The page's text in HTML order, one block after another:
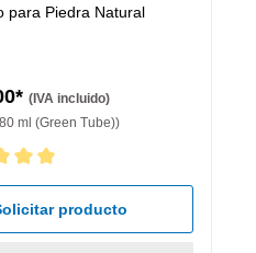
para Piedra Natural
(IVA incluido)
ml (Green Tube))
de 5 estrellas
producto